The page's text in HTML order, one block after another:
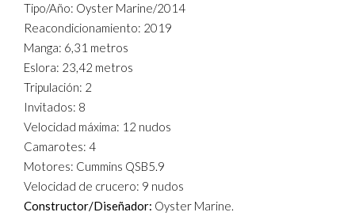
Tipo/Año: Oyster Marine/2014
Reacondicionamiento: 2019
Manga: 6,31 metros
Eslora: 23,42 metros
Tripulación: 2
Invitados: 8
Velocidad máxima: 12 nudos
Camarotes: 4
Motores: Cummins QSB5.9
Velocidad de crucero: 9 nudos
Constructor/Diseñador: Oyster Marine.